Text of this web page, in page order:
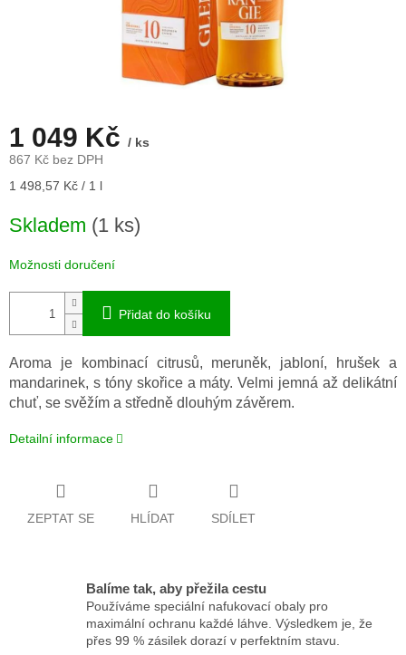
1 049 Kč / ks
867 Kč bez DPH
Měrná
1 498,57 Kč / 1 l
Skladem (1 ks)
Možnosti doručení
Přidat do košíku
Aroma je kombinací citrusů, meruněk, jabloní, hrušek a
mandarinek, s tóny skořice a máty. Velmi jemná až delikátní
chuť, se svěžím a středně dlouhým závěrem.
Detailní informace
ZEPTAT SE HLÍDAT SDÍLET
Balíme tak, aby přežila cestu
Používáme speciální nafukovací obaly pro
maximální ochranu každé láhve. Výsledkem je, že
přes 99 % zásilek dorazí v perfektním stavu.